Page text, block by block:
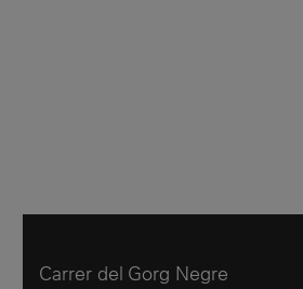
Carrer del Gorg Negre